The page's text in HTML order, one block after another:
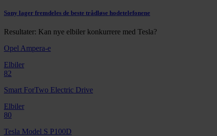
Sony lager fremdeles de beste trådløse hodetelefonene
Resultater: Kan nye elbiler konkurrere med Tesla?
Opel Ampera-e
Elbiler
82
Smart ForTwo Electric Drive
Elbiler
80
Tesla Model S P100D